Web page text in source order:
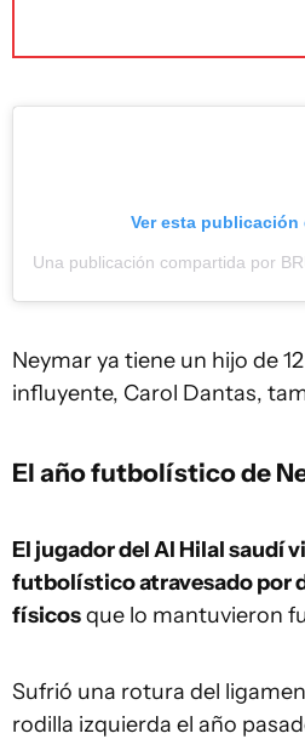
Ver esta publicación
Neymar ya tiene un hijo de
influyente, Carol Dantas,
El año futbolístico de
El jugador del Al Hilal saudí
futbolístico atravesado por
físicosque lo mantuvieron
Sufrió una rotura del
rodilla izquierda el año